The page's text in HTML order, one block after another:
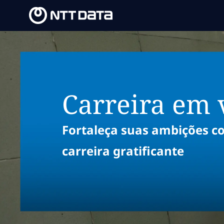
Carreira em
Fortaleça suas ambições
carreira gratificante